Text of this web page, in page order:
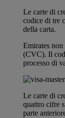
Le carte di
codice di tre
della carta.
Emirates
(CVC). Il
processo di
Le carte di
quattro cifre
parte